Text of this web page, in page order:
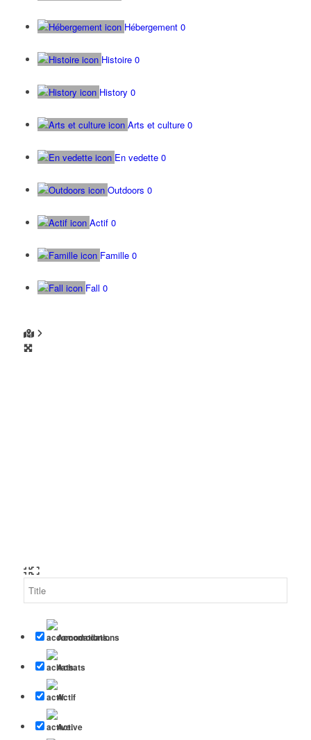
Hébergement 0
Histoire 0
History 0
Arts et culture 0
En vedette 0
Outdoors 0
Actif 0
Famille 0
Fall 0
Accomodations
Achats
Actif
Active